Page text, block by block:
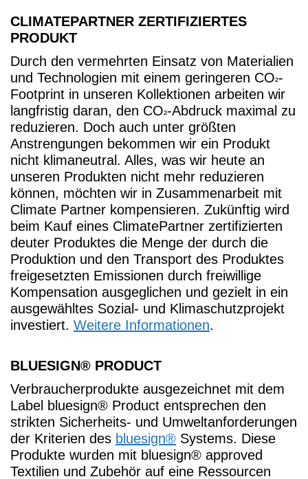
CLIMATEPARTNER ZERTIFIZIERTES
PRODUKT
Durch den vermehrten Einsatz von Materialien
und Technologien mit einem geringeren CO²-
Footprint in unseren Kollektionen arbeiten wir
langfristig daran, den CO²-Abdruck maximal zu
reduzieren. Doch auch unter größten
Anstrengungen bekommen wir ein Produkt
nicht klimaneutral. Alles, was wir heute an
unseren Produkten nicht mehr reduzieren
können, möchten wir in Zusammenarbeit mit
Climate Partner kompensieren. Zukünftig wird
beim Kauf eines ClimatePartner zertifizierten
deuter Produktes die Menge der durch die
Produktion und den Transport des Produktes
freigesetzten Emissionen durch freiwillige
Kompensation ausgeglichen und gezielt in ein
ausgewähltes Sozial- und Klimaschutzprojekt
investiert. Weitere Informationen.
BLUESIGN® PRODUCT
Verbraucherprodukte ausgezeichnet mit dem
Label bluesign® Product entsprechen den
strikten Sicherheits- und Umweltanforderungen
der Kriterien des bluesign® Systems. Diese
Produkte wurden mit bluesign® approved
Textilien und Zubehör auf eine Ressourcen